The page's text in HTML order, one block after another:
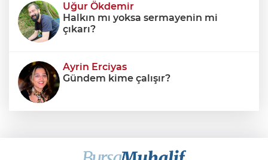
Uğur Ökdemir
Halkın mı yoksa sermayenin mi
çıkarı?
Ayrin Erciyas
Gündem kime çalışır?
Savaşların gölgesinde engellilik,
doğa ve kaybedilen gelecek